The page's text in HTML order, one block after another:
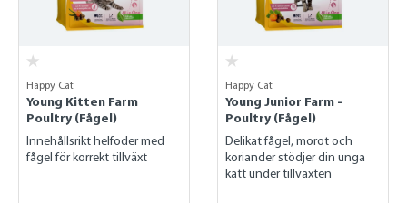
Happy Cat
Young Kitten Farm
Poultry (Fågel)
Innehållsrikt helfoder med
fågel för korrekt tillväxt
Happy Cat
Young Junior Farm -
Poultry (Fågel)
Delikat fågel, morot och
koriander stödjer din unga
katt under tillväxten